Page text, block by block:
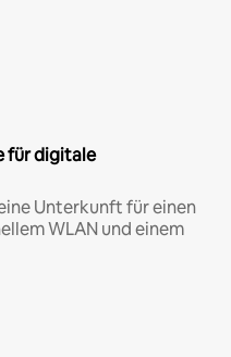
für digitale
Unterkunft für einen
WLAN und einem